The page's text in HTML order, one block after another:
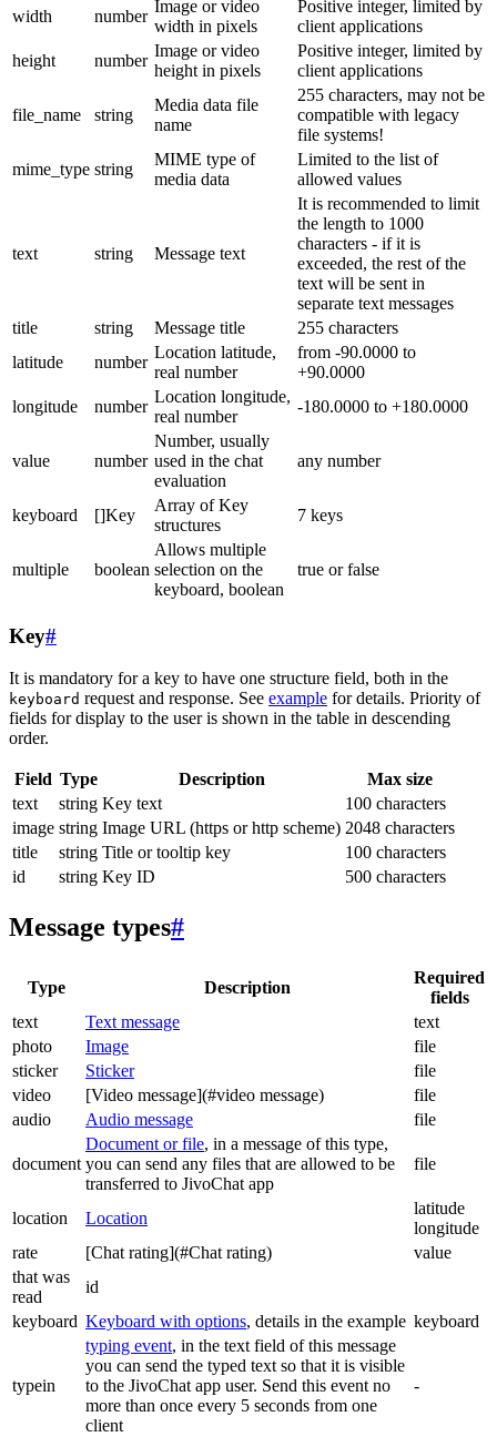
width
number
Image or video
width in pixels
Positive integer, limited by
client applications
height
number
Image or video
height in pixels
Positive integer, limited by
client applications
file_name string
Media data file
name
255 characters, may not be
compatible with legacy
file systems!
mime_type string
MIME type of
media data
Limited to the list of
allowed values
text string Message text
It is recommended to limit
the length to 1000
characters - if it is
exceeded, the rest of the
text will be sent in
separate text messages
title
string Message title
255 characters
latitude
number
Location latitude,
real number
from -90.0000 to
+90.0000
longitude
number
Location longitude,
real number
-180.0000 to +180.0000
value number
Number, usually
used in the chat
evaluation
any number
keyboard []Key
Array of Key
structures
7 keys
multiple boolean
Allows multiple
selection on the
keyboard, boolean
true or false
Key#
It is mandatory for a key to have one structure field, both in the
keyboard request and response. See example for details. Priority of
fields for display to the user is shown in the table in descending
order.
Field Type Description
Max size
text
string Key text
100 characters
image string Image URL (https or http scheme) 2048 characters
title
string Title or tooltip key
100 characters
id
string Key ID 500 characters
Message types#
Type Description
Required
fields
text
Text message
text
photo
Image
file
sticker
Sticker
file
video
[Video message](#video message)
file
audio
Audio message file
document
Document or file, in a message of this type,
you can send any files that are allowed to be
transferred to JivoChat app
file
location Location
latitude
longitude
rate
[Chat rating](#Chat rating)
value
that was
read
id
keyboard Keyboard with options, details in the example keyboard
typein
typing event, in the text field of this message
you can send the typed text so that it is visible
to the JivoChat app user. Send this event no
more than once every 5 seconds from one
client
-